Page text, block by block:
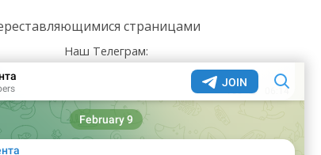
Наш Телеграм: